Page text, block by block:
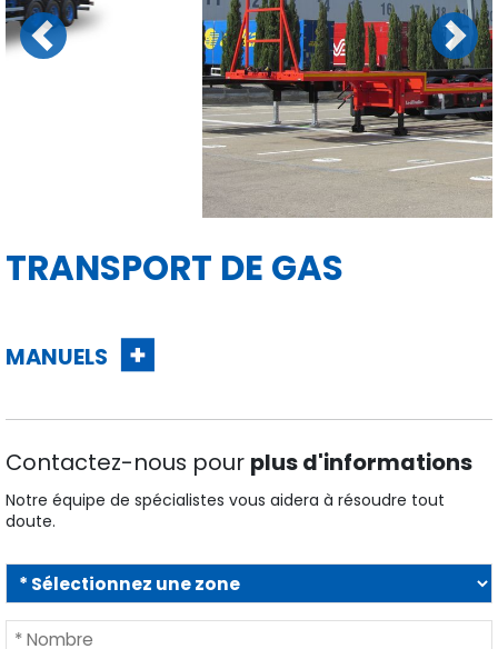
Previous Next
TRANSPORT DE GAS
MANUELS
Contactez-nous pour plus d'informations
Notre équipe de spécialistes vous aidera à résoudre tout
doute.